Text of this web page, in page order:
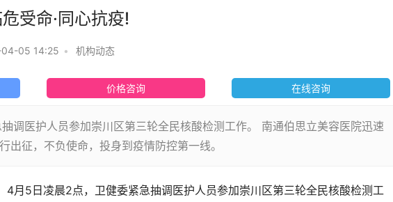
受命·同心抗疫!
05 14:25 • 机构动态
价格咨询 在线咨询
调医护人员参加崇川区第三轮全民核酸检测工作。 南通伯思立美容医院迅速
出征，不负使命，投身到疫情防控第一线。
4月5日凌晨2点，卫健委紧急抽调医护人员参加崇川区第三轮全民核酸检测工